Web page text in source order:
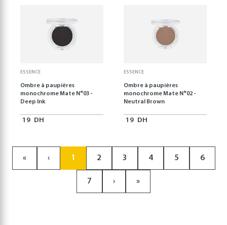
ESSENCE
Ombre à paupières
monochrome Mate N°03 -
Deep Ink
19 DH
ESSENCE
Ombre à paupières
monochrome Mate N°02 -
Neutral Brown
19 DH
« ‹ 1 2 3 4 5 6
7 › »